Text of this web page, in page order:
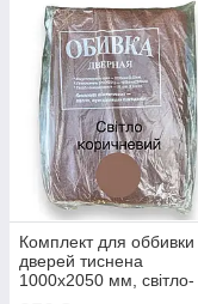
Комплект для оббивки
дверей тиснена
1000х2050 мм, світло-